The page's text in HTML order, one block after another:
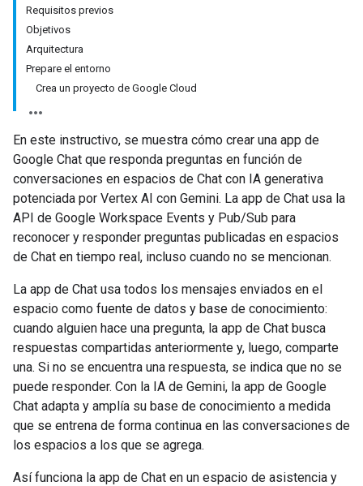
Requisitos previos
Objetivos
Arquitectura
Prepare el entorno
Crea un proyecto de Google Cloud
En este instructivo, se muestra cómo crear una app de
Google Chat que responda preguntas en función de
conversaciones en espacios de Chat con IA generativa
potenciada por Vertex AI con Gemini. La app de Chat usa la
API de Google Workspace Events y Pub/Sub para
reconocer y responder preguntas publicadas en espacios
de Chat en tiempo real, incluso cuando no se mencionan.
La app de Chat usa todos los mensajes enviados en el
espacio como fuente de datos y base de conocimiento:
cuando alguien hace una pregunta, la app de Chat busca
respuestas compartidas anteriormente y, luego, comparte
una. Si no se encuentra una respuesta, se indica que no se
puede responder. Con la IA de Gemini, la app de Google
Chat adapta y amplía su base de conocimiento a medida
que se entrena de forma continua en las conversaciones de
los espacios a los que se agrega.
Así funciona la app de Chat en un espacio de asistencia y